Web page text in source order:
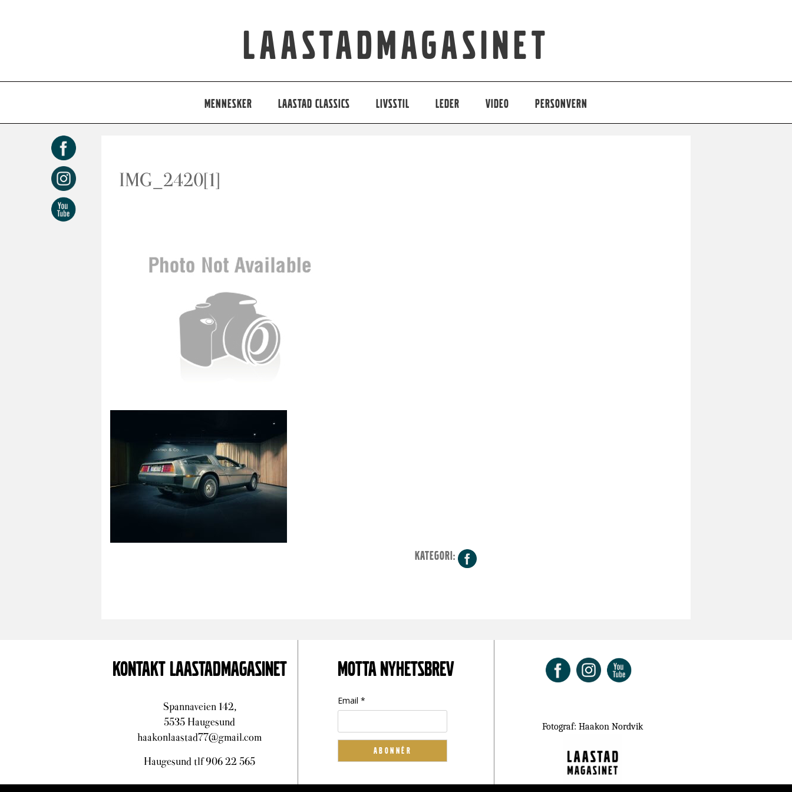
Laastadmagasinet
MENNESKER LAASTAD CLASSICS LIVSSTIL LEDER VIDEO PERSONVERN
IMG_2420[1]
KATEGORI:
KONTAKT LAASTADMAGASINET
Spannaveien 142,
5535 Haugesund
haakonlaastad77@gmail.com
Haugesund tlf 906 22 565
MOTTA NYHETSBREV
Email *
Fotograf: Haakon Nordvik